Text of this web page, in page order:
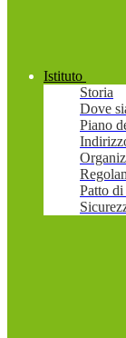
Istituto
Storia
Dove
Piano
Patto